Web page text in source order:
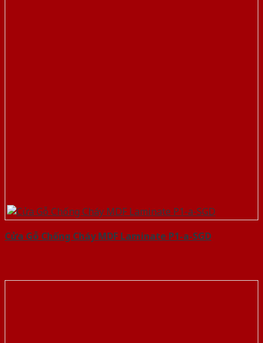
Cửa Gỗ Chống Cháy MDF Laminate P1-a-SGD